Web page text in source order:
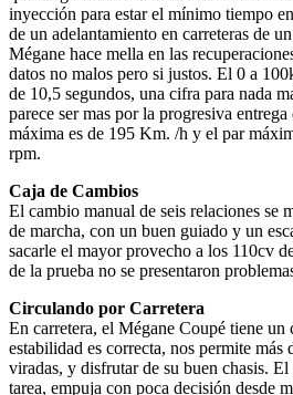
inyección para estar el mínimo tiempo
de un adelantamiento en carreteras de
Mégane hace mella en las
datos no malos pero si justos. El 0 a
de 10,5 segundos, una cifra para nada
parece ser mas por la progresiva
máxima es de 195 Km. /h y el par
rpm.
Caja de Cambios
El cambio manual de seis relaciones se
de marcha, con un buen guiado y un
sacarle el mayor provecho a los 110cv
de la prueba no se presentaron
Circulando por Carretera
En carretera, el Mégane Coupé tiene
estabilidad es correcta, nos permite más
viradas, y disfrutar de su buen chasis.
tarea, empuja con poca decisión desde